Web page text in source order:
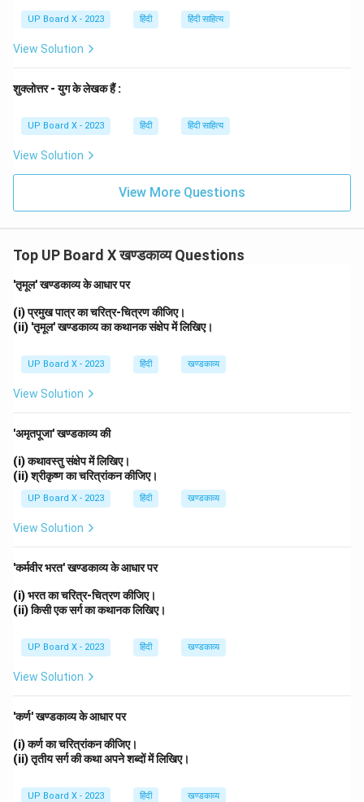
UP Board X - 2023 हिंदी हिंदी साहित्य
View Solution
शुक्लोत्तर - युग के लेखक हैं :
UP Board X - 2023 हिंदी हिंदी साहित्य
View Solution
View More Questions
Top UP Board X खण्डकाव्य Questions
'तृमूल' खण्डकाव्य के आधार पर
(i) प्रमुख पात्र का चरित्र-चित्रण कीजिए।
(ii) 'तृमूल' खण्डकाव्य का कथानक संक्षेप में लिखिए।
UP Board X - 2023 हिंदी खण्डकाव्य
View Solution
'अमृतपूजा' खण्डकाव्य की
(i) कथावस्तु संक्षेप में लिखिए।
(ii) श्रीकृष्ण का चरित्रांकन कीजिए।
UP Board X - 2023 हिंदी खण्डकाव्य
View Solution
'कर्मवीर भरत' खण्डकाव्य के आधार पर
(i) भरत का चरित्र-चित्रण कीजिए।
(ii) किसी एक सर्ग का कथानक लिखिए।
UP Board X - 2023 हिंदी खण्डकाव्य
View Solution
'कर्ण' खण्डकाव्य के आधार पर
(i) कर्ण का चरित्रांकन कीजिए।
(ii) तृतीय सर्ग की कथा अपने शब्दों में लिखिए।
UP Board X - 2023 हिंदी खण्डकाव्य